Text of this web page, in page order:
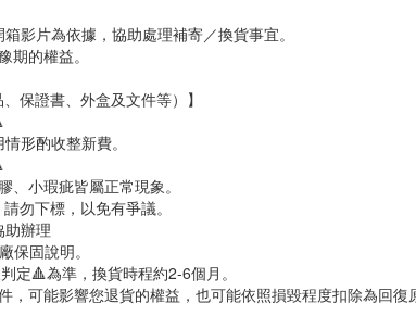
影片為依據，協助處理補寄／換貨事宜。
的權益。
保證書、外盒及文件等）】
形酌收整新費。
小瑕疵皆屬正常現象。
勿下標，以免有爭議。
助辦理
保固說明。
定🔺為準，換貨時程約2-6個月。
可能影響您退貨的權益，也可能依照損毀程度扣除為回復